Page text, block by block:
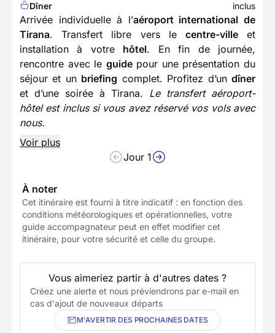
Dîner
inclus
Arrivée individuelle à l’aéroport international de
Tirana. Transfert libre vers le centre-villeet
installation à votre hôtel. En fin de journée,
rencontre avec le guidepour une présentation du
séjour et un briefing complet. Profitez d’undîner
et d’une soirée à Tirana. Le transfert aéroport-
hôtel est inclus si vous avez réservé vos vols avec
nous.
Voir plus
Jour 1
À noter
Cet itinéraire est fourni à titre indicatif : en fonction des
conditions météorologiques et opérationnelles, votre
guide accompagnateur peut en effet modifier cet
itinéraire, pour votre sécurité et celle du groupe.
Vous aimeriez partir à d'autres dates ?
Créez une alerte et nous préviendrons par e-mail en
cas d'ajout de nouveaux départs
M'AVERTIR DES PROCHAINES DATES